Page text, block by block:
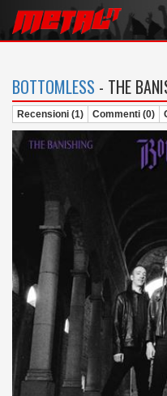
BOTTOMLESS - THE
Recensioni (1) Commenti (0)